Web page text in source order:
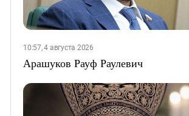
10:57, 4 августа 2026
Арашуков Рауф Раулевич